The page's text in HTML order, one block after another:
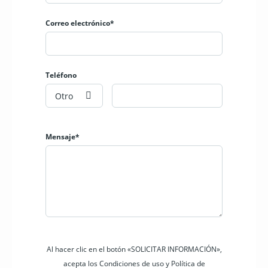
No existe servicio de seguridad / guardia dentro del
complejo, ni costo de condominio. Cada cliente es
Nuestro desempeño pasado es una garantía de nuestro
Correo electrónico*
Teléfono
Otro
Mensaje*
Al hacer clic en el botón «SOLICITAR INFORMACIÓN»,
acepta los Condiciones de uso y Política de